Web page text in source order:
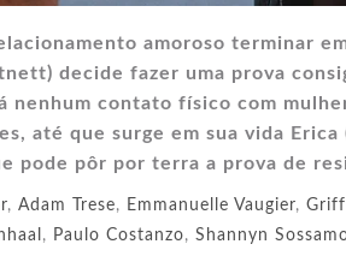
amoroso terminar
decide fazer uma prova
nenhum contato físico com
até que surge em sua vida Erica
pode pôr por terra a prova de
, Adam Trese, Emmanuelle Vaugier,
, Paulo Costanzo, Shannyn